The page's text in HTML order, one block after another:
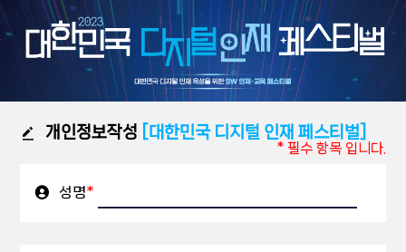
개인정보작성 [대한민국 디지털 인재 페스티벌]
* 필수 항목 입니다.
성명*